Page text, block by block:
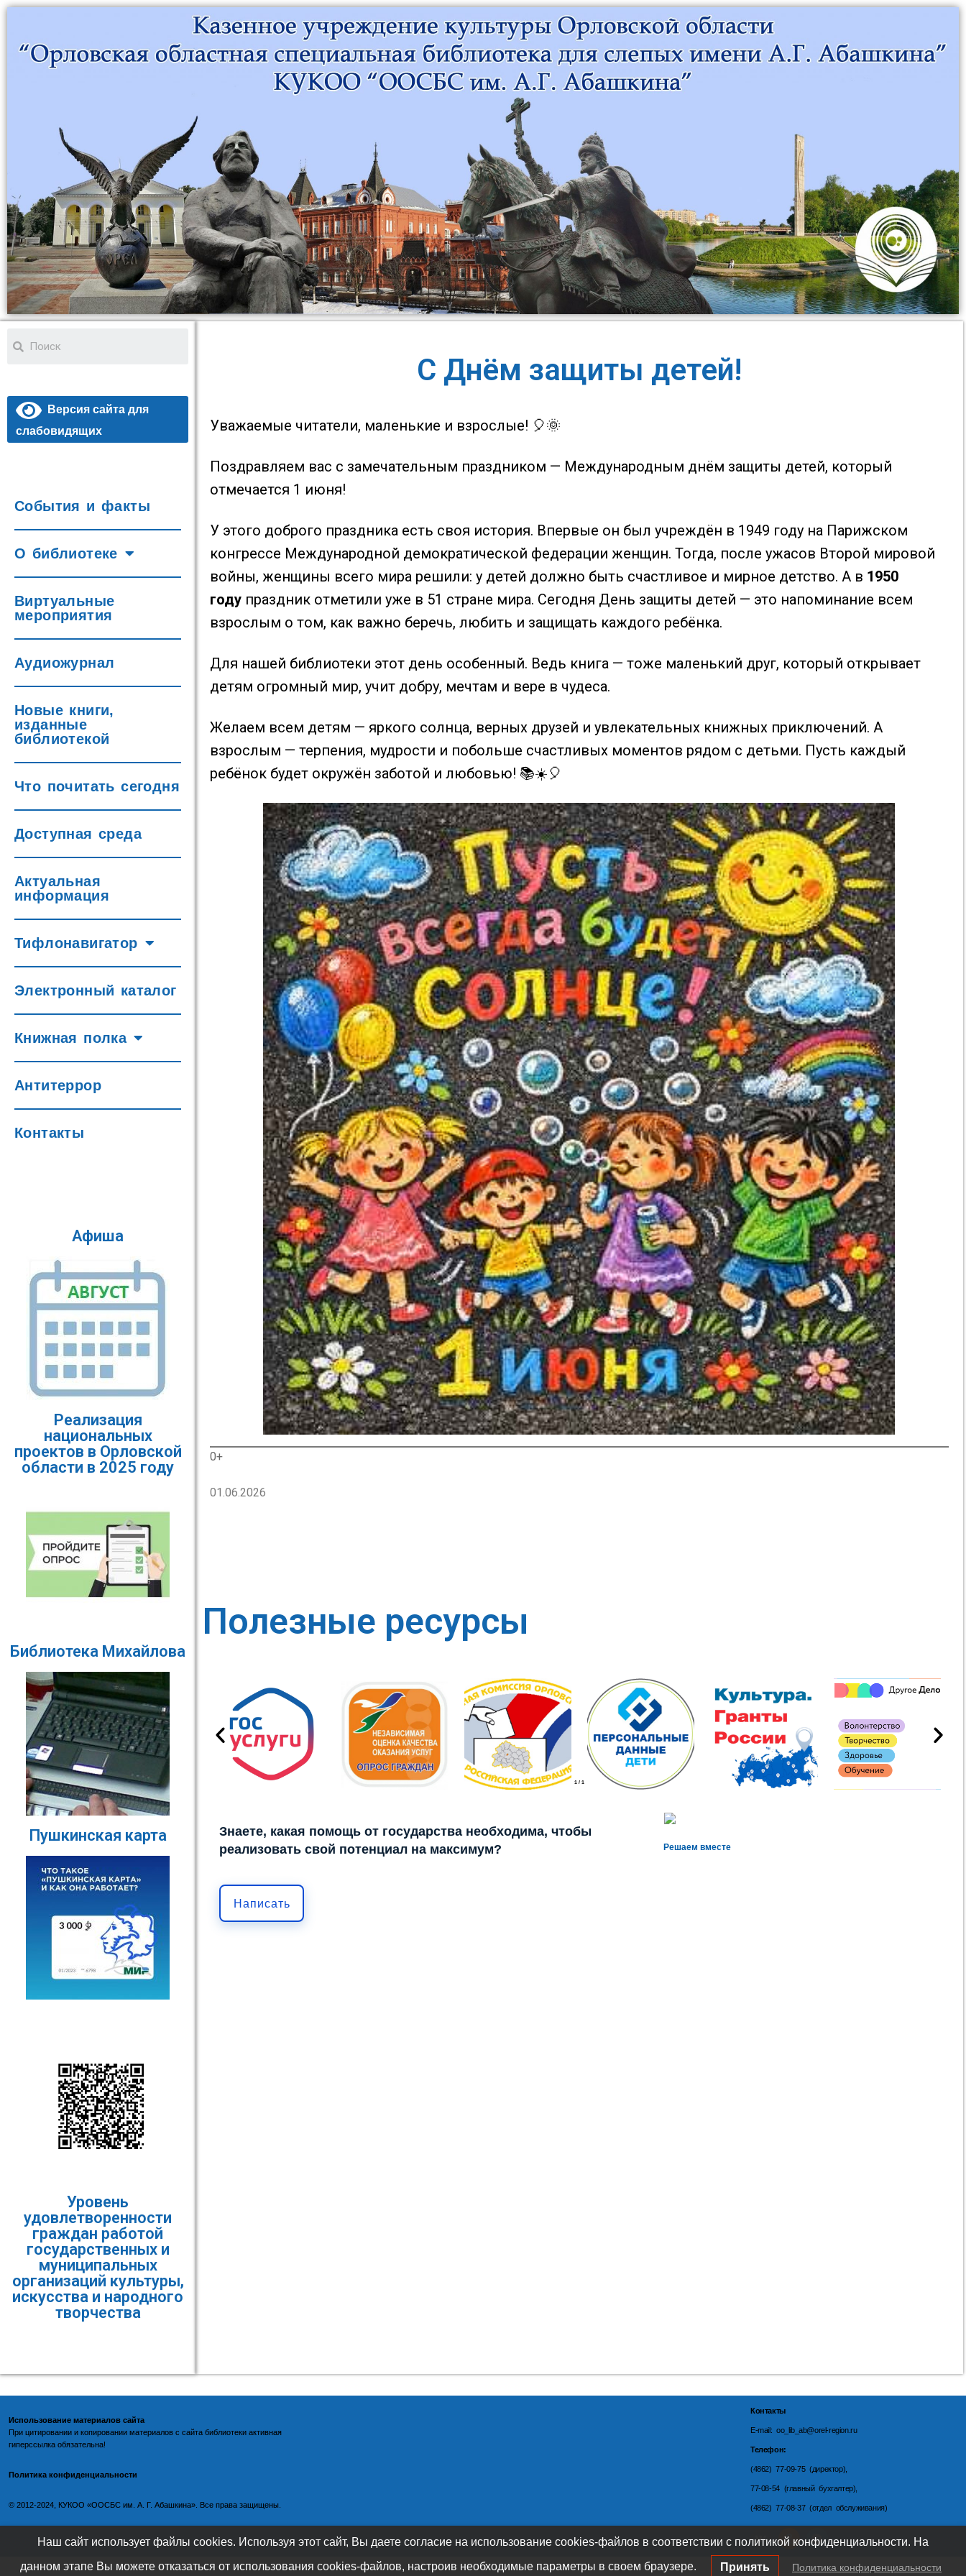
Версия сайта для
слабовидящих
События и факты
О библиотеке
Виртуальные
мероприятия
Аудиожурнал
Новые книги,
изданные
библиотекой
Что почитать сегодня
Доступная среда
Актуальная
информация
Тифлонавигатор
Электронный каталог
Книжная полка
Антитеррор
Контакты
Афиша
Реализация
национальных
проектов в Орловской
области в 2025 году
Библиотека Михайлова
Пушкинская карта
Уровень
удовлетворенности
граждан работой
государственных и
муниципальных
организаций культуры,
искусства и народного
творчества
С Днём защиты детей!
Уважаемые читатели, маленькие и взрослые! 🎈🌞
Поздравляем вас с замечательным праздником — Международным днём защиты детей, который
отмечается 1 июня!
У этого доброго праздника есть своя история. Впервые он был учреждён в 1949 году на Парижском
конгрессе Международной демократической федерации женщин. Тогда, после ужасов Второй мировой
войны, женщины всего мира решили: у детей должно быть счастливое и мирное детство. А в 1950
году праздник отметили уже в 51 стране мира. Сегодня День защиты детей — это напоминание всем
взрослым о том, как важно беречь, любить и защищать каждого ребёнка.
Для нашей библиотеки этот день особенный. Ведь книга — тоже маленький друг, который открывает
детям огромный мир, учит добру, мечтам и вере в чудеса.
Желаем всем детям — яркого солнца, верных друзей и увлекательных книжных приключений. А
взрослым — терпения, мудрости и побольше счастливых моментов рядом с детьми. Пусть каждый
ребёнок будет окружён заботой и любовью! 📚☀️🎈
0+
01.06.2026
Полезные ресурсы
1 / 1
Решаем вместе
Знаете, какая помощь от государства необходима, чтобы
реализовать свой потенциал на максимум?
Написать
Использование материалов сайта
При цитировании и копировании материалов с сайта библиотеки активная
гиперссылка обязательна!
Политика конфиденциальности
©️ 2012-2024, КУКОО «ООСБС им. А. Г. Абашкина». Все права защищены.
Контакты
E-mail: oo_lib_ab@orel-region.ru
Телефон:
(4862) 77-09-75 (директор),
77-08-54 (главный бухгалтер),
(4862) 77-08-37 (отдел обслуживания)
Наш сайт использует файлы cookies. Используя этот сайт, Вы даете согласие на использование cookies-файлов в соответствии с политикой конфиденциальности. На
данном этапе Вы можете отказаться от использования cookies-файлов, настроив необходимые параметры в своем браузере. Принять Политика конфиденциальности